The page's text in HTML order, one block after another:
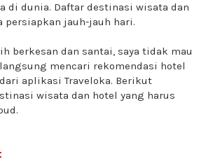
di dunia. Daftar destinasi wisata dan
persiapkan jauh-jauh hari.
berkesan dan santai, saya tidak mau
mencari rekomendasi hotel
aplikasi Traveloka. Berikut
wisata dan hotel yang harus